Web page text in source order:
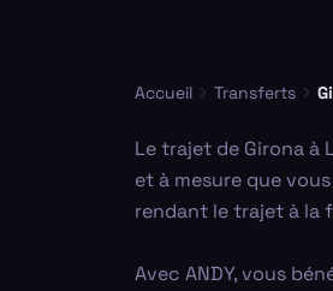
Accueil Transferts
Le trajet de Girona à
et à mesure que
rendant le trajet à la
Avec ANDY, vous